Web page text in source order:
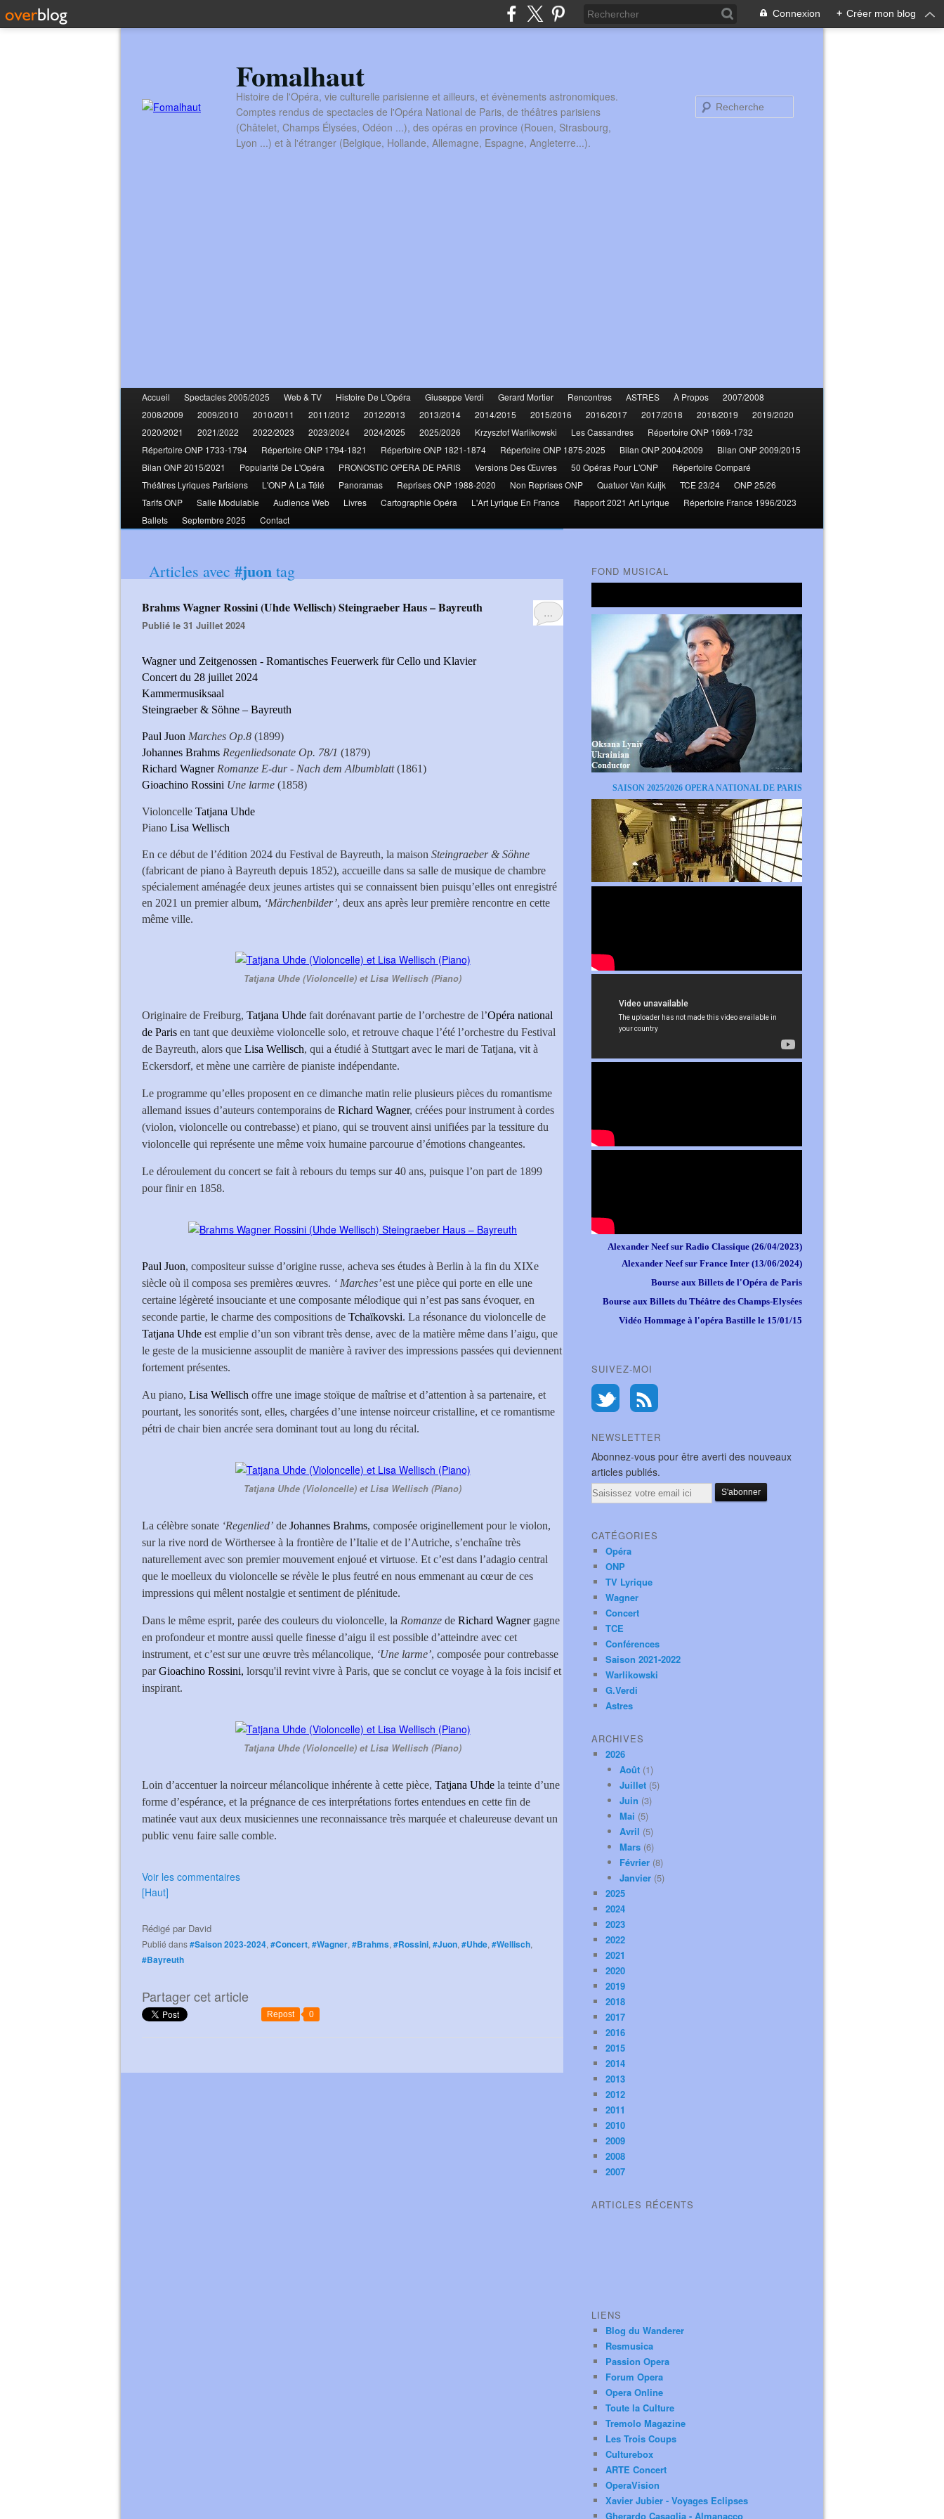
Connexion + Créer mon blog
Fomalhaut
Histoire de l'Opéra, vie culturelle parisienne et ailleurs, et évènements astronomiques.
Comptes rendus de spectacles de l'Opéra National de Paris, de théâtres parisiens
(Châtelet, Champs Élysées, Odéon ...), des opéras en province (Rouen, Strasbourg,
Lyon ...) et à l'étranger (Belgique, Hollande, Allemagne, Espagne, Angleterre...).
Accueil Spectacles 2005/2025 Web & TV Histoire De L'Opéra Giuseppe Verdi Gerard Mortier Rencontres ASTRES À Propos
2007/2008
2008/2009
2009/2010 2010/2011 2011/2012 2012/2013 2013/2014 2014/2015 2015/2016 2016/2017 2017/2018 2018/2019
2019/2020
2020/2021
2021/2022 2022/2023 2023/2024 2024/2025 2025/2026 Krzysztof Warlikowski Les Cassandres
Répertoire ONP 1669-1732
Répertoire ONP 1733-1794
Répertoire ONP 1794-1821 Répertoire ONP 1821-1874 Répertoire ONP 1875-2025 Bilan ONP 2004/2009
Bilan ONP 2009/2015
Bilan ONP 2015/2021
Popularité De L'Opéra PRONOSTIC OPERA DE PARIS Versions Des Œuvres 50 Opéras Pour L'ONP
Répertoire Comparé
Théâtres Lyriques Parisiens
L'ONP À La Télé Panoramas Reprises ONP 1988-2020 Non Reprises ONP Quatuor Van Kuijk TCE 23/24
ONP 25/26
Tarifs ONP
Salle Modulable Audience Web Livres Cartographie Opéra L'Art Lyrique En France Rapport 2021 Art Lyrique
Répertoire France 1996/2023
Ballets
Septembre 2025 Contact
Articles avec #juon tag
…
Brahms Wagner Rossini (Uhde Wellisch) Steingraeber Haus – Bayreuth
Publié le 31 Juillet 2024
Wagner und Zeitgenossen - Romantisches Feuerwerk für Cello und Klavier
Concert du 28 juillet 2024
Kammermusiksaal
Steingraeber & Söhne – Bayreuth
Paul Juon Marches Op.8 (1899)
Johannes Brahms Regenliedsonate Op. 78/1 (1879)
Richard Wagner Romanze E-dur - Nach dem Albumblatt(1861)
Gioachino Rossini Une larme (1858)
Violoncelle Tatjana Uhde
Piano Lisa Wellisch
En ce début de l’édition 2024 du Festival de Bayreuth, la maison Steingraeber & Söhne
(fabricant de piano à Bayreuth depuis 1852), accueille dans sa salle de musique de chambre
spécialement aménagée deux jeunes artistes qui se connaissent bien puisqu’elles ont enregistré
en 2021 un premier album, ‘Märchenbilder’, deux ans après leur première rencontre en cette
même ville.
Tatjana Uhde (Violoncelle) et Lisa Wellisch (Piano)
Originaire de Freiburg, Tatjana Uhde fait dorénavant partie de l’orchestre de l’Opéra national
de Paris en tant que deuxième violoncelle solo, et retrouve chaque l’été l’orchestre du Festival
de Bayreuth, alors que Lisa Wellisch, qui a étudié à Stuttgart avec le mari de Tatjana, vit à
Eckersdorf, et mène une carrière de pianiste indépendante.
Le programme qu’elles proposent en ce dimanche matin relie plusieurs pièces du romantisme
allemand issues d’auteurs contemporains de Richard Wagner, créées pour instrument à cordes
(violon, violoncelle ou contrebasse) et piano, qui se trouvent ainsi unifiées par la tessiture du
violoncelle qui représente une même voix humaine parcourue d’émotions changeantes.
Le déroulement du concert se fait à rebours du temps sur 40 ans, puisque l’on part de 1899
pour finir en 1858.
Paul Juon, compositeur suisse d’origine russe, acheva ses études à Berlin à la fin du XIXe
siècle où il composa ses premières œuvres. ‘ Marches’est une pièce qui porte en elle une
certaine légèreté insouciante et une composante mélodique qui n’est pas sans évoquer, en
seconde partie, le charme des compositions de Tchaïkovski. La résonance du violoncelle de
Tatjana Uhde est emplie d’un son vibrant très dense, avec de la matière même dans l’aigu, que
le geste de la musicienne assouplit de manière à raviver des impressions passées qui deviennent
fortement présentes.
Au piano, Lisa Wellisch offre une image stoïque de maîtrise et d’attention à sa partenaire, et
pourtant, les sonorités sont, elles, chargées d’une intense noirceur cristalline, et ce romantisme
pétri de chair bien ancrée sera dominant tout au long du récital.
Tatjana Uhde (Violoncelle) et Lisa Wellisch (Piano)
La célèbre sonate ‘Regenlied’ de Johannes Brahms, composée originellement pour le violon,
sur la rive nord de Wörthersee à la frontière de l’Italie et de l’Autriche, s’enchaîne très
naturellement avec son premier mouvement enjoué et virtuose. Et c’est dans l’adagio central
que le moelleux du violoncelle se révèle le plus feutré en nous emmenant au cœur de ces
impressions qui mêlent nostalgie et sentiment de plénitude.
Dans le même esprit, parée des couleurs du violoncelle, la Romanze de Richard Wagnergagne
en profondeur et montre aussi quelle finesse d’aigu il est possible d’atteindre avec cet
instrument, et c’est sur une œuvre très mélancolique, ‘Une larme’, composée pour contrebasse
parGioachino Rossini, lorsqu'il revint vivre à Paris, que se conclut ce voyage à la fois incisif et
inspirant.
Tatjana Uhde (Violoncelle) et Lisa Wellisch (Piano)
Loin d’accentuer la noirceur mélancolique inhérente à cette pièce, Tatjana Uhde la teinte d’une
forme d’espérance, et la prégnance de ces interprétations fortes entendues en cette fin de
matinée vaut aux deux musiciennes une reconnaissance très marquée et chaleureuse devant un
public venu faire salle comble.
Voir les commentaires
[Haut]
Rédigé par David
Publié dans#Saison 2023-2024, #Concert, #Wagner, #Brahms, #Rossini, #Juon, #Uhde, #Wellisch,
#Bayreuth
Partager cet article
Repost 0
FOND MUSICAL
SAISON 2025/2026 OPERA NATIONAL DE PARIS
Alexander Neef sur Radio Classique (26/04/2023)
Alexander Neef sur France Inter (13/06/2024)
Bourse aux Billets de l'Opéra de Paris
Bourse aux Billets du Théâtre des Champs-Elysées
Vidéo Hommage à l'opéra Bastille le 15/01/15
SUIVEZ-MOI
NEWSLETTER
Abonnez-vous pour être averti des nouveaux
articles publiés.
Email
CATÉGORIES
Opéra
ONP
TV Lyrique
Wagner
Concert
TCE
Conférences
Saison 2021-2022
Warlikowski
G.Verdi
Astres
ARCHIVES
2026
Août (1)
Juillet (5)
Juin (3)
Mai (5)
Avril (5)
Mars (6)
Février (8)
Janvier (5)
2025
2024
2023
2022
2021
2020
2019
2018
2017
2016
2015
2014
2013
2012
2011
2010
2009
2008
2007
ARTICLES RÉCENTS
LIENS
Blog du Wanderer
Resmusica
Passion Opera
Forum Opera
Opera Online
Toute la Culture
Tremolo Magazine
Les Trois Coups
Culturebox
ARTE Concert
OperaVision
Xavier Jubier - Voyages Eclipses
Gherardo Casaglia - Almanacco